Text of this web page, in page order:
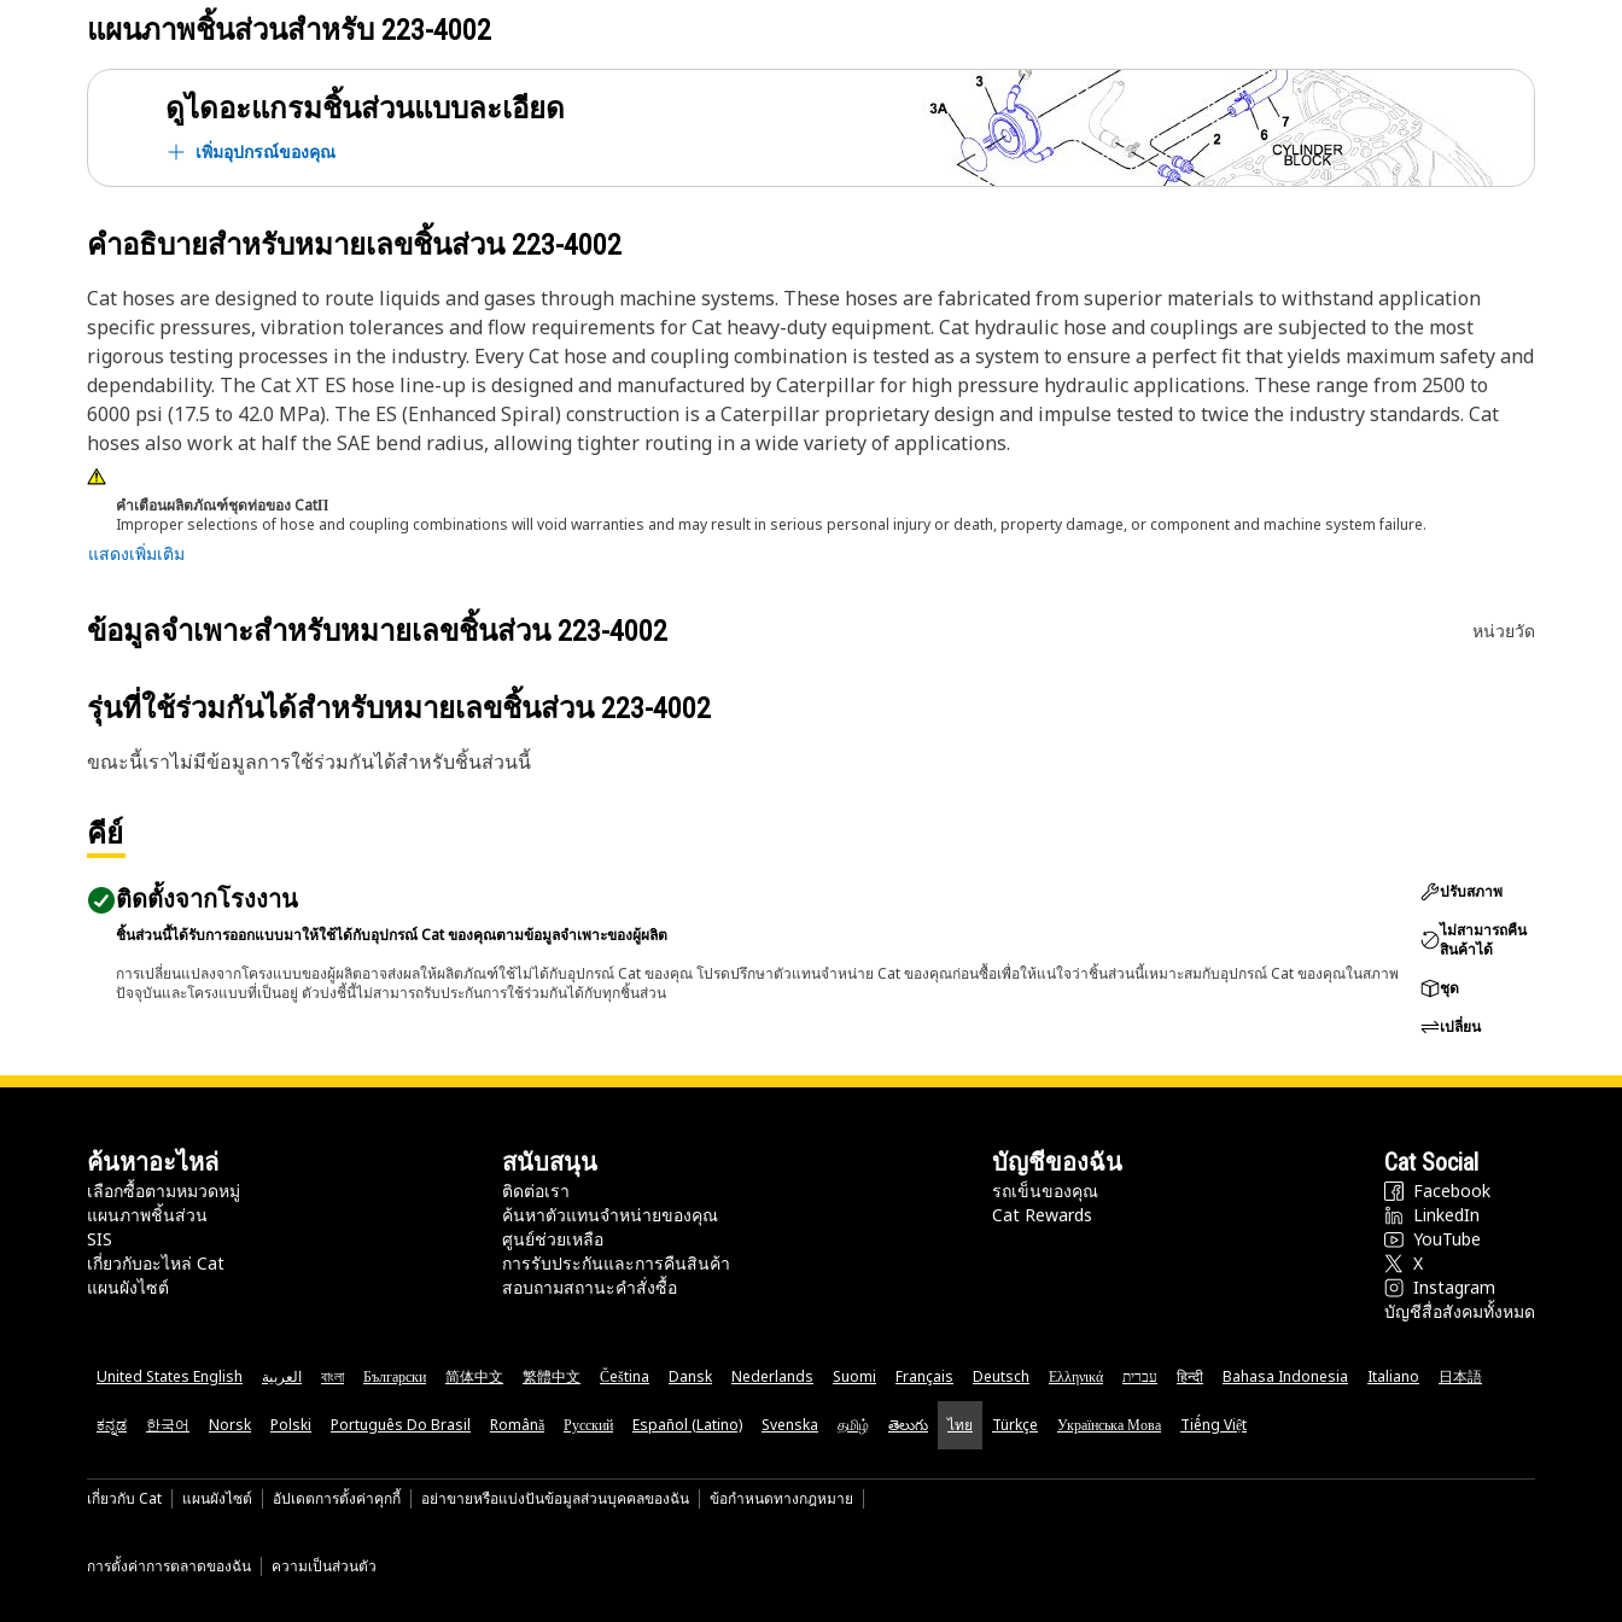
แผนภาพชิ้นส่วนสำหรับ 223-4002
ดูไดอะแกรมชิ้นส่วนแบบละเอียด
เพิ่มอุปกรณ์ของคุณ
คำอธิบายสำหรับหมายเลขชิ้นส่วน 223-4002
Cat hoses are designed to route liquids and gases through machine systems. These hoses are fabricated from superior materials to withstand application
specific pressures, vibration tolerances and flow requirements for Cat heavy-duty equipment. Cat hydraulic hose and couplings are subjected to the most
rigorous testing processes in the industry. Every Cat hose and coupling combination is tested as a system to ensure a perfect fit that yields maximum safety and
dependability. The Cat XT ES hose line-up is designed and manufactured by Caterpillar for high pressure hydraulic applications. These range from 2500 to
6000 psi (17.5 to 42.0 MPa). The ES (Enhanced Spiral) construction is a Caterpillar proprietary design and impulse tested to twice the industry standards. Cat
hoses also work at half the SAE bend radius, allowing tighter routing in a wide variety of applications.
คำเตือนผลิตภัณฑ์ชุดท่อของ CatΠ
Improper selections of hose and coupling combinations will void warranties and may result in serious personal injury or death, property damage, or component and machine system failure.
แสดงเพิ่มเติม
ข้อมูลจำเพาะสำหรับหมายเลขชิ้นส่วน 223-4002 หน่วยวัด
รุ่นที่ใช้ร่วมกันได้สำหรับหมายเลขชิ้นส่วน 223-4002
ขณะนี้เราไม่มีข้อมูลการใช้ร่วมกันได้สำหรับชิ้นส่วนนี้
คีย์
ติดตั้งจากโรงงาน
ชิ้นส่วนนี้ได้รับการออกแบบมาให้ใช้ได้กับอุปกรณ์ Cat ของคุณตามข้อมูลจำเพาะของผู้ผลิต
การเปลี่ยนแปลงจากโครงแบบของผู้ผลิตอาจส่งผลให้ผลิตภัณฑ์ใช้ไม่ได้กับอุปกรณ์ Cat ของคุณ โปรดปรึกษาตัวแทนจำหน่าย Cat ของคุณก่อนซื้อเพื่อให้แน่ใจว่าชิ้นส่วนนี้เหมาะสมกับอุปกรณ์ Cat ของคุณในสภาพ
ปัจจุบันและโครงแบบที่เป็นอยู่ ตัวบ่งชี้นี้ไม่สามารถรับประกันการใช้ร่วมกันได้กับทุกชิ้นส่วน
ปรับสภาพ
ไม่สามารถคืน
สินค้าได้
ชุด
เปลี่ยน
ค้นหาอะไหล่
เลือกซื้อตามหมวดหมู่
แผนภาพชิ้นส่วน
SIS
เกี่ยวกับอะไหล่ Cat
แผนผังไซต์
สนับสนุน
ติดต่อเรา
ค้นหาตัวแทนจำหน่ายของคุณ
ศูนย์ช่วยเหลือ
การรับประกันและการคืนสินค้า
สอบถามสถานะคำสั่งซื้อ
บัญชีของฉัน
รถเข็นของคุณ
Cat Rewards
Cat Social
Facebook
LinkedIn
YouTube
X
Instagram
บัญชีสื่อสังคมทั้งหมด
United States English العربية বাংলা Български 简体中文 繁體中文 Čeština Dansk Nederlands Suomi Français Deutsch Ελληνικά עברית हिन्दी Bahasa Indonesia Italiano 日本語
ಕನ್ನಡ 한국어 Norsk Polski Português Do Brasil Română Русский Español (Latino) Svenska தமிழ் తెలుగు ไทย Türkçe Українська Мова Tiếng Việt
เกี่ยวกับ Cat แผนผังไซต์ อัปเดตการตั้งค่าคุกกี้ อย่าขายหรือแบ่งปันข้อมูลส่วนบุคคลของฉัน ข้อกำหนดทางกฎหมาย
การตั้งค่าการตลาดของฉัน ความเป็นส่วนตัว